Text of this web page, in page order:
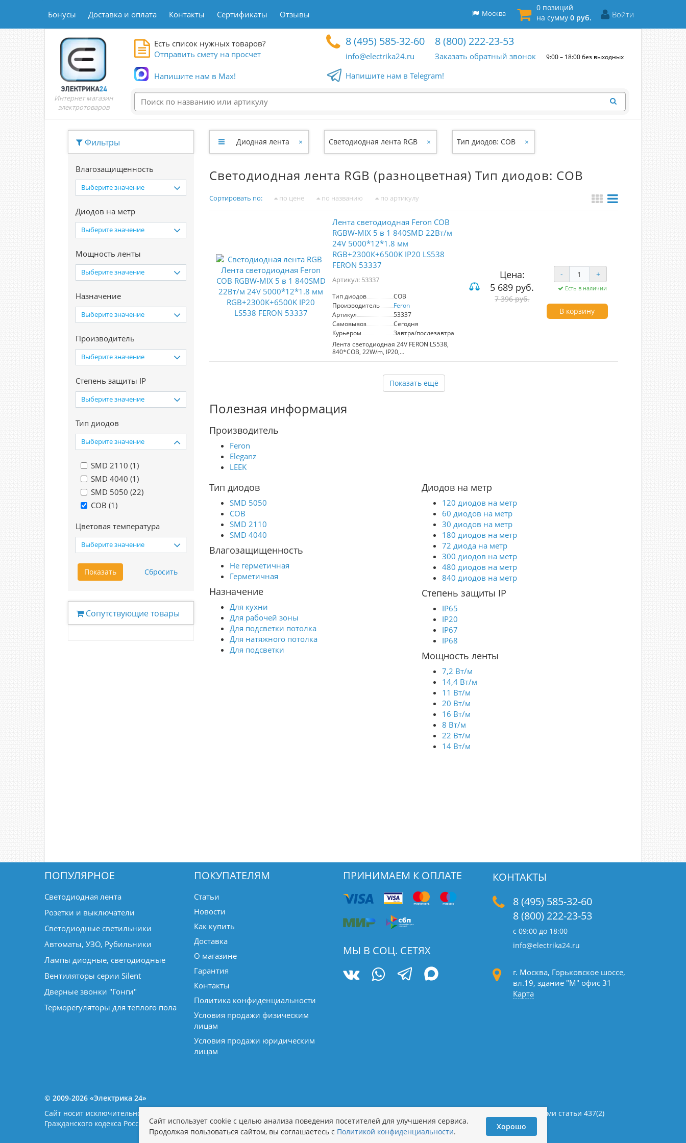
Бонусы Доставка и оплата Контакты Сертификаты Отзывы Войти
0 позиций
на сумму 0 руб.
Москва
Интернет магазин
электротоваров
Есть список нужных товаров?
Отправить смету на просчет
Напишите нам в Max!
8 (495) 585-32-60
info@electrika24.ru
8 (800) 222-23-53
Заказать обратный звонок 9:00 – 18:00 без выходных
Напишите нам в Telegram!
Фильтры
Влагозащищенность
Выберите значение
Диодов на метр
Выберите значение
Мощность ленты
Выберите значение
Назначение
Выберите значение
Производитель
Выберите значение
Степень защиты IP
Выберите значение
Тип диодов
Выберите значение
SMD 2110 (1)
SMD 4040 (1)
SMD 5050 (22)
COB (1)
Цветовая температура
Выберите значение
Сопутствующие товары
Диодная лента × Светодиодная лента RGB × Тип диодов: COB ×
Светодиодная лента RGB (разноцветная) Тип диодов: COB
Сортировать по: по цене по названию по артикулу
Лента светодиодная Feron COB
RGBW-MIX 5 в 1 840SMD 22Вт/м
24V 5000*12*1.8 мм
RGB+2300К+6500K IP20 LS538
FERON 53337
Артикул: 53337
Тип диодов
COB
Производитель
Feron
Артикул
53337
Самовывоз
Сегодня
Курьером
Завтра/послезавтра
Лента светодиодная 24V FERON LS538,
840*COB, 22W/m, IP20,
RGB+2300К+6500K (холодный белый,
Цена:
5 689 руб.
7 396 руб.
- +
Есть в наличии
В корзину
Показать ещё
Полезная информация
Производитель
Feron
Eleganz
LEEK
Тип диодов
SMD 5050
COB
SMD 2110
SMD 4040
Влагозащищенность
Не герметичная
Герметичная
Назначение
Для кухни
Для рабочей зоны
Для подсветки потолка
Для натяжного потолка
Для подсветки
Диодов на метр
120 диодов на метр
60 диодов на метр
30 диодов на метр
180 диодов на метр
72 диода на метр
300 диодов на метр
480 диодов на метр
840 диодов на метр
Степень защиты IP
IP65
IP20
IP67
IP68
Мощность ленты
7,2 Вт/м
14,4 Вт/м
11 Вт/м
20 Вт/м
16 Вт/м
8 Вт/м
22 Вт/м
14 Вт/м
ПОПУЛЯРНОЕ
Светодиодная лента
Розетки и выключатели
Светодиодные светильники
Автоматы, УЗО, Рубильники
Лампы диодные, светодиодные
Вентиляторы серии Silent
Дверные звонки "Гонги"
Терморегуляторы для теплого пола
ПОКУПАТЕЛЯМ
Статьи
Новости
Как купить
Доставка
О магазине
Гарантия
Контакты
Политика конфиденциальности
Условия продажи физическим
лицам
Условия продажи юридическим
лицам
ПРИНИМАЕМ К ОПЛАТЕ
МЫ В СОЦ. СЕТЯХ
КОНТАКТЫ
8 (495) 585-32-60
8 (800) 222-23-53
с 09:00 до 18:00
info@electrika24.ru
г. Москва, Горьковское шоссе,
вл.19, здание "М" офис 31
Карта
© 2009-2026 «Электрика 24»
Сайт носит исключительно информационный характер, и ни при каких условиях не является публичной офертой, определяемой положениями статьи 437(2)
Гражданского кодекса Российской Федерации. Наличие и цены уточняйте у наших операторов.Политика обработки персональных данных
Сайт использует cookie с целью анализа поведения посетителей для улучшения сервиса.
Продолжая пользоваться сайтом, вы соглашаетесь с Политикой конфиденциальности.
Хорошо